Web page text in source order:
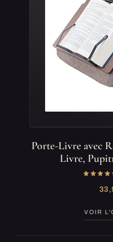
Porte-Livre avec
Livre,
VOIR